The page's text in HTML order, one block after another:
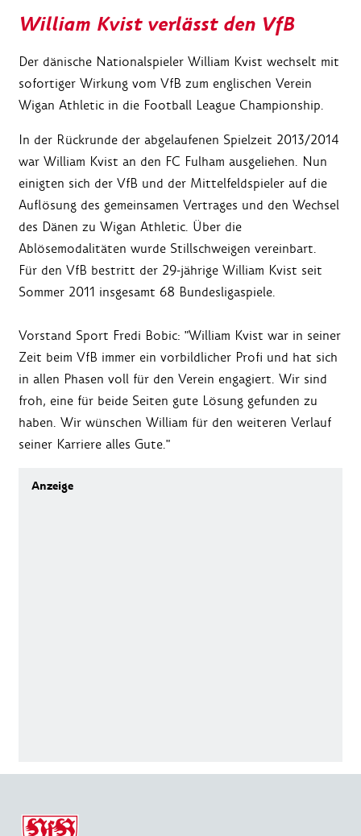
William Kvist verlässt den VfB
Der dänische Nationalspieler William Kvist wechselt mit
sofortiger Wirkung vom VfB zum englischen Verein
Wigan Athletic in die Football League Championship.
In der Rückrunde der abgelaufenen Spielzeit 2013/2014
war William Kvist an den FC Fulham ausgeliehen. Nun
einigten sich der VfB und der Mittelfeldspieler auf die
Auflösung des gemeinsamen Vertrages und den Wechsel
des Dänen zu Wigan Athletic. Über die
Ablösemodalitäten wurde Stillschweigen vereinbart.
Für den VfB bestritt der 29-jährige William Kvist seit
Sommer 2011 insgesamt 68 Bundesligaspiele.
Vorstand Sport Fredi Bobic: "William Kvist war in seiner
Zeit beim VfB immer ein vorbildlicher Profi und hat sich
in allen Phasen voll für den Verein engagiert. Wir sind
froh, eine für beide Seiten gute Lösung gefunden zu
haben. Wir wünschen William für den weiteren Verlauf
seiner Karriere alles Gute."